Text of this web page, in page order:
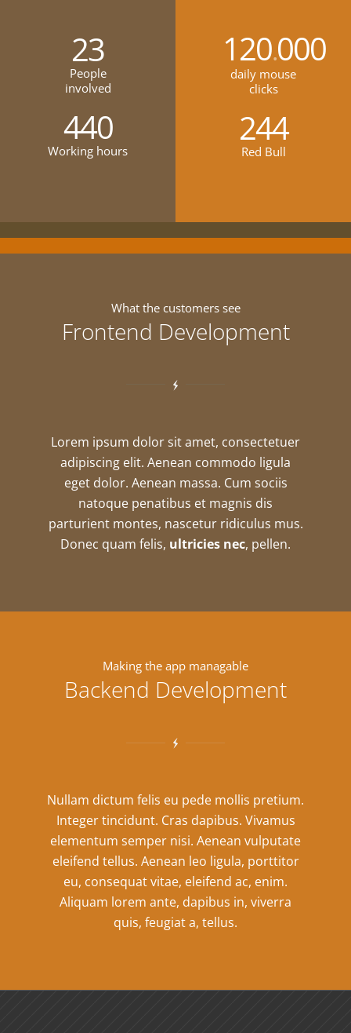
23
People
involved
440
Working hours
120.000
daily mouse
clicks
244
Red Bull
What the customers see
Frontend Development
Lorem ipsum dolor sit amet, consectetuer
adipiscing elit. Aenean commodo ligula
eget dolor. Aenean massa. Cum sociis
natoque penatibus et magnis dis
parturient montes, nascetur ridiculus mus.
Donec quam felis, ultricies nec, pellen.
Making the app managable
Backend Development
Nullam dictum felis eu pede mollis pretium.
Integer tincidunt. Cras dapibus. Vivamus
elementum semper nisi. Aenean vulputate
eleifend tellus. Aenean leo ligula, porttitor
eu, consequat vitae, eleifend ac, enim.
Aliquam lorem ante, dapibus in, viverra
quis, feugiat a, tellus.